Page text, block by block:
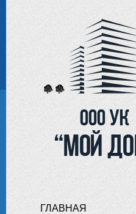
ГЛАВНАЯ